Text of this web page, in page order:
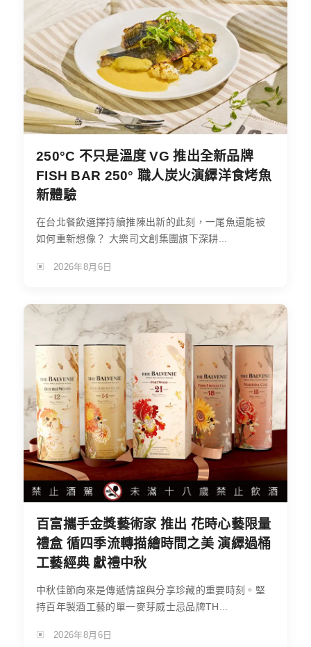
250°C 不只是溫度 VG 推出全新品牌
FISH BAR 250° 職人炭火演繹洋食烤魚
新體驗
在台北餐飲選擇持續推陳出新的此刻，一尾魚還能被
如何重新想像？ 大樂司文創集團旗下深耕...
2026年8月6日
百富攜手金獎藝術家 推出 花時心藝限量
禮盒 循四季流轉描繪時間之美 演繹過桶
工藝經典 獻禮中秋
中秋佳節向來是傳遞情誼與分享珍藏的重要時刻。堅
持百年製酒工藝的單一麥芽威士忌品牌TH...
2026年8月6日